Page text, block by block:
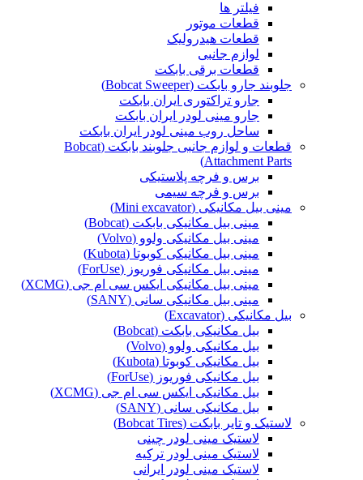
فیلتر ها
قطعات موتور
قطعات هیدرولیک
لوازم جانبی
قطعات برقی بابکت
جلوبند جارو بابکت (Bobcat Sweeper)
جارو تراکتوری ایران بابکت
جارو مینی لودر ایران بابکت
ساحل روب مینی لودر ایران بابکت
قطعات و لوازم جانبی جلوبند بابکت (Bobcat
Attachment Parts)
برس و فرچه پلاستیکی
برس و فرچه سیمی
مینی بیل مکانیکی (Mini excavator)
مینی بیل مکانیکی بابکت (Bobcat)
مینی بیل مکانیکی ولوو (Volvo)
مینی بیل مکانیکی کوبوتا (Kubota)
مینی بیل مکانیکی فوریوز (ForUse)
مینی بیل مکانیکی ایکس سی ام جی (XCMG)
مینی بیل مکانیکی سانی (SANY)
بیل مکانیکی (Excavator)
بیل مکانیکی بابکت (Bobcat)
بیل مکانیکی ولوو (Volvo)
بیل مکانیکی کوبوتا (Kubota)
بیل مکانیکی فوریوز (ForUse)
بیل مکانیکی ایکس سی ام جی (XCMG)
بیل مکانیکی سانی (SANY)
لاستیک و تایر بابکت (Bobcat Tires)
لاستیک مینی لودر چینی
لاستیک مینی لودر ترکیه
لاستیک مینی لودر ایرانی